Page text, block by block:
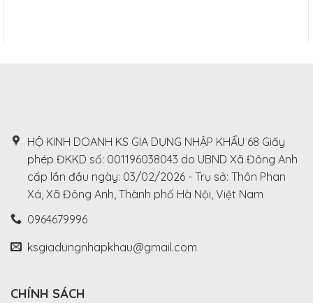
HỘ KINH DOANH KS GIA DỤNG NHẬP KHẨU 68 Giấy
phép ĐKKD số: 001196038043 do UBND Xã Đông Anh
cấp lần đầu ngày: 03/02/2026 - Trụ sở: Thôn Phan
Xá, Xã Đông Anh, Thành phố Hà Nội, Việt Nam
0964679996
ksgiadungnhapkhau@gmail.com
CHÍNH SÁCH